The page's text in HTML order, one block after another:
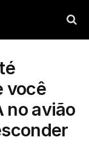
você
no avião